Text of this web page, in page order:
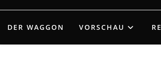
springen
DER WAGGON VORSCHAU